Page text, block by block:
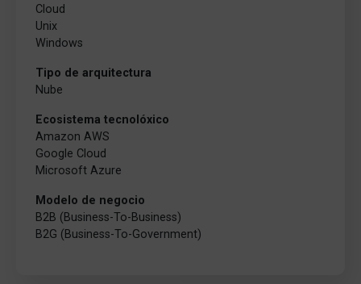
Cloud
Unix
Windows
Tipo de arquitectura
Nube
Ecosistema tecnolóxico
Amazon AWS
Google Cloud
Microsoft Azure
Modelo de negocio
B2B (Business-To-Business)
B2G (Business-To-Government)